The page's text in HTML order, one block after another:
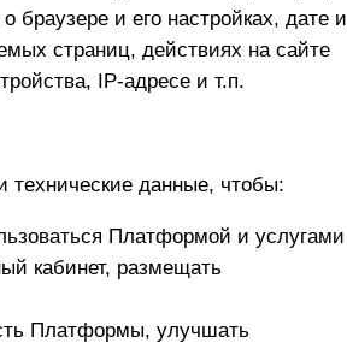
и его настройках, дате и
страниц, действиях на сайте
IP-адресе и т.п.
данные, чтобы:
Платформой и услугами
кабинет, размещать
Платформы, улучшать